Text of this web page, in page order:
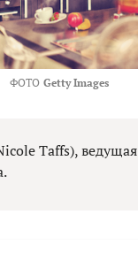
ФОТО Getty Images
Taffs), ведущая